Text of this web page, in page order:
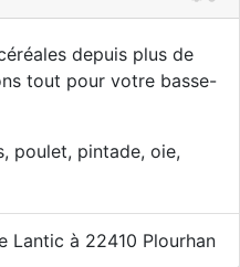
depuis plus de
tout pour votre basse-
poulet, pintade, oie,
Lantic à 22410 Plourhan